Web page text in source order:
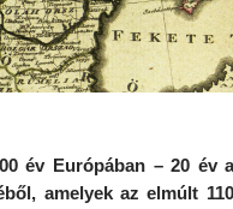
év Európában – 20 év
amelyek az elmúlt